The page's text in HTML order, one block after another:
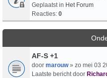
Geplaatst in Het Forum
Reacties: 0
AF-S +1
door marouw» zo mei 03
Laatste bericht door